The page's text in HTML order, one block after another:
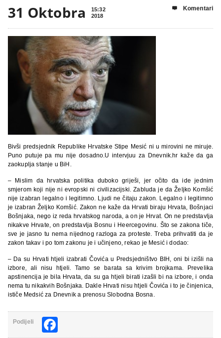
31 Oktobra
15:32
2018
 Komentari
Bivši predsjednik Republike Hrvatske Stipe Mesić ni u mirovini ne miruje.
Puno putuje pa mu nije dosadno.U intervjuu za Dnevnik.hr kaže da ga
zaokuplja stanje u BiH.
– Mislim da hrvatska politika duboko griješi, jer očito da ide jednim
smjerom koji nije ni evropski ni civilizacijski. Zabluda je da Željko Komšić
nije izabran legalno i legitimno. Ljudi ne čitaju zakon. Legalno i legitimno
je izabran Željko Komšić. Zakon ne kaže da Hrvati biraju Hrvata, Bošnjaci
Bošnjaka, nego iz reda hrvatskog naroda, a on je Hrvat. On ne predstavlja
nikakve Hrvate, on predstavlja Bosnu i Heercegovinu. Što se zakona tiče,
sve je jasno tu nema nijednog razloga za proteste. Treba prihvatiti da je
zakon takav i po tom zakonu je i učinjeno, rekao je Mesić i dodao:
– Da su Hrvati htjeli izabrati Čovića u Predsjedništvo BIH, oni bi izišli na
izbore, ali nisu htjeli. Tamo se barata sa krivim brojkama. Prevelika
apstinencija je bila Hrvata, da su ga htjeli birati izašli bi na izbore, i onda
nema tu nikakvih Bošnjaka. Dakle Hrvati nisu htjeli Čovića i to je činjenica,
ističe Medsić za Dnevnik a prenosu Slobodna Bosna.
Podijeli